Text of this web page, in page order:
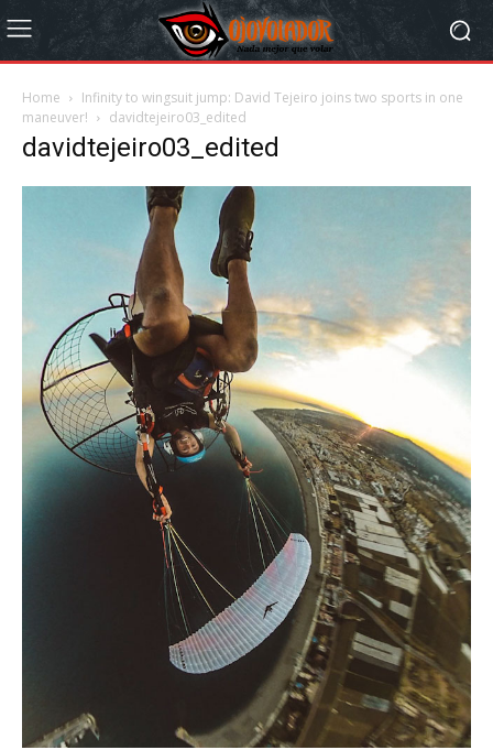
Home
Infinity to wingsuit jump: David Tejeiro joins two sports in one
maneuver!
davidtejeiro03_edited
davidtejeiro03_edited